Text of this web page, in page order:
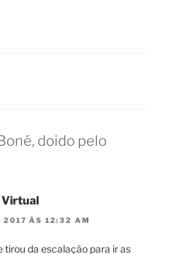
doido pelo
2017 ÀS 12:32 AM
tirou da escalação para ir as